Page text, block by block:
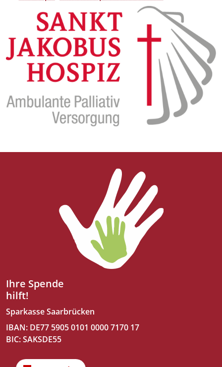
Ihre Spende
hilft!
Sparkasse Saarbrücken
IBAN: DE77 5905 0101 0000 7170 17
BIC: SAKSDE55